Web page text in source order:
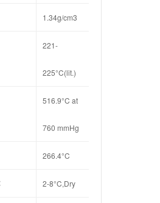
1.34g/cm3
221-
225°C(lit.)
516.9°C at
760 mmHg
266.4°C
2-8°C,Dry